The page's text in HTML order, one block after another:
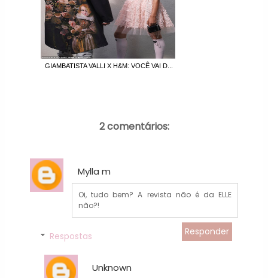
GIAMBATISTA VALLI X H&M: VOCÊ VAI D...
2 comentários:
Mylla m
Oi, tudo bem? A revista não é da ELLE
não?!
Responder
Respostas
Unknown